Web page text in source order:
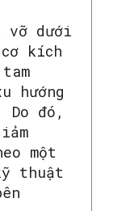
vỡ dưới
kích
hướng
Do đó,
một
thuật